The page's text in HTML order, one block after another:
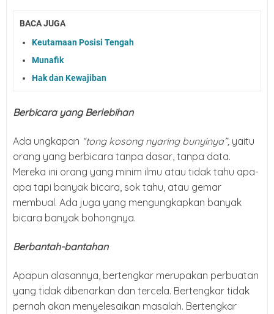
BACA JUGA
Keutamaan Posisi Tengah
Munafik
Hak dan Kewajiban
Berbicara yang Berlebihan
Ada ungkapan “tong kosong nyaring bunyinya”, yaitu
orang yang berbicara tanpa dasar, tanpa data.
Mereka ini orang yang minim ilmu atau tidak tahu apa-
apa tapi banyak bicara, sok tahu, atau gemar
membual. Ada juga yang mengungkapkan banyak
bicara banyak bohongnya.
Berbantah-bantahan
Apapun alasannya, bertengkar merupakan perbuatan
yang tidak dibenarkan dan tercela. Bertengkar tidak
pernah akan menyelesaikan masalah. Bertengkar